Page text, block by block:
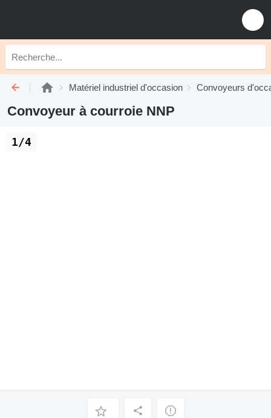
Matériel industriel d'occasion Convoyeurs
Convoyeur à courroie NNP
1/4